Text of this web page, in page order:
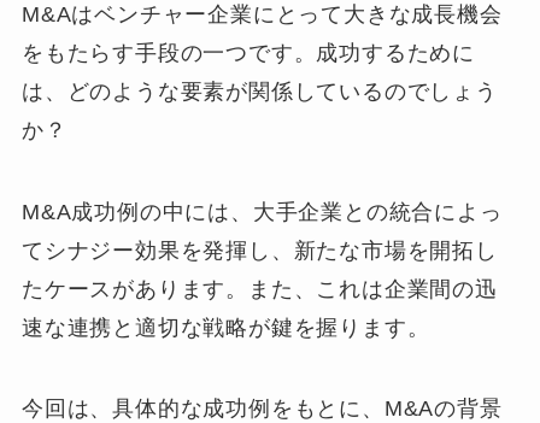
M&Aはベンチャー企業にとって大きな成長機会
をもたらす手段の一つです。成功するために
は、どのような要素が関係しているのでしょう
か？
M&A成功例の中には、大手企業との統合によっ
てシナジー効果を発揮し、新たな市場を開拓し
たケースがあります。また、これは企業間の迅
速な連携と適切な戦略が鍵を握ります。
今回は、具体的な成功例をもとに、M&Aの背景